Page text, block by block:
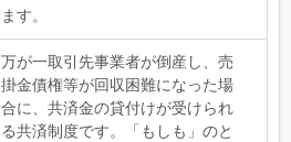
ます。
万が一取引先事業者が倒産し、売
掛金債権等が回収困難になった場
合に、共済金の貸付けが受けられ
る共済制度です。「もしも」のと